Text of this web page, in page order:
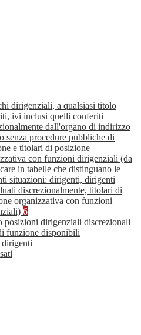
dirigenziali, a qualsiasi titolo
ivi inclusi quelli conferiti
dall'organo di indirizzo
senza procedure pubbliche di
e titolari di posizione
con funzioni dirigenziali (da
in tabelle che distinguano le
situazioni: dirigenti, dirigenti
discrezionalmente, titolari di
organizzativa con funzioni
6
posizioni dirigenziali discrezionali
funzione disponibili